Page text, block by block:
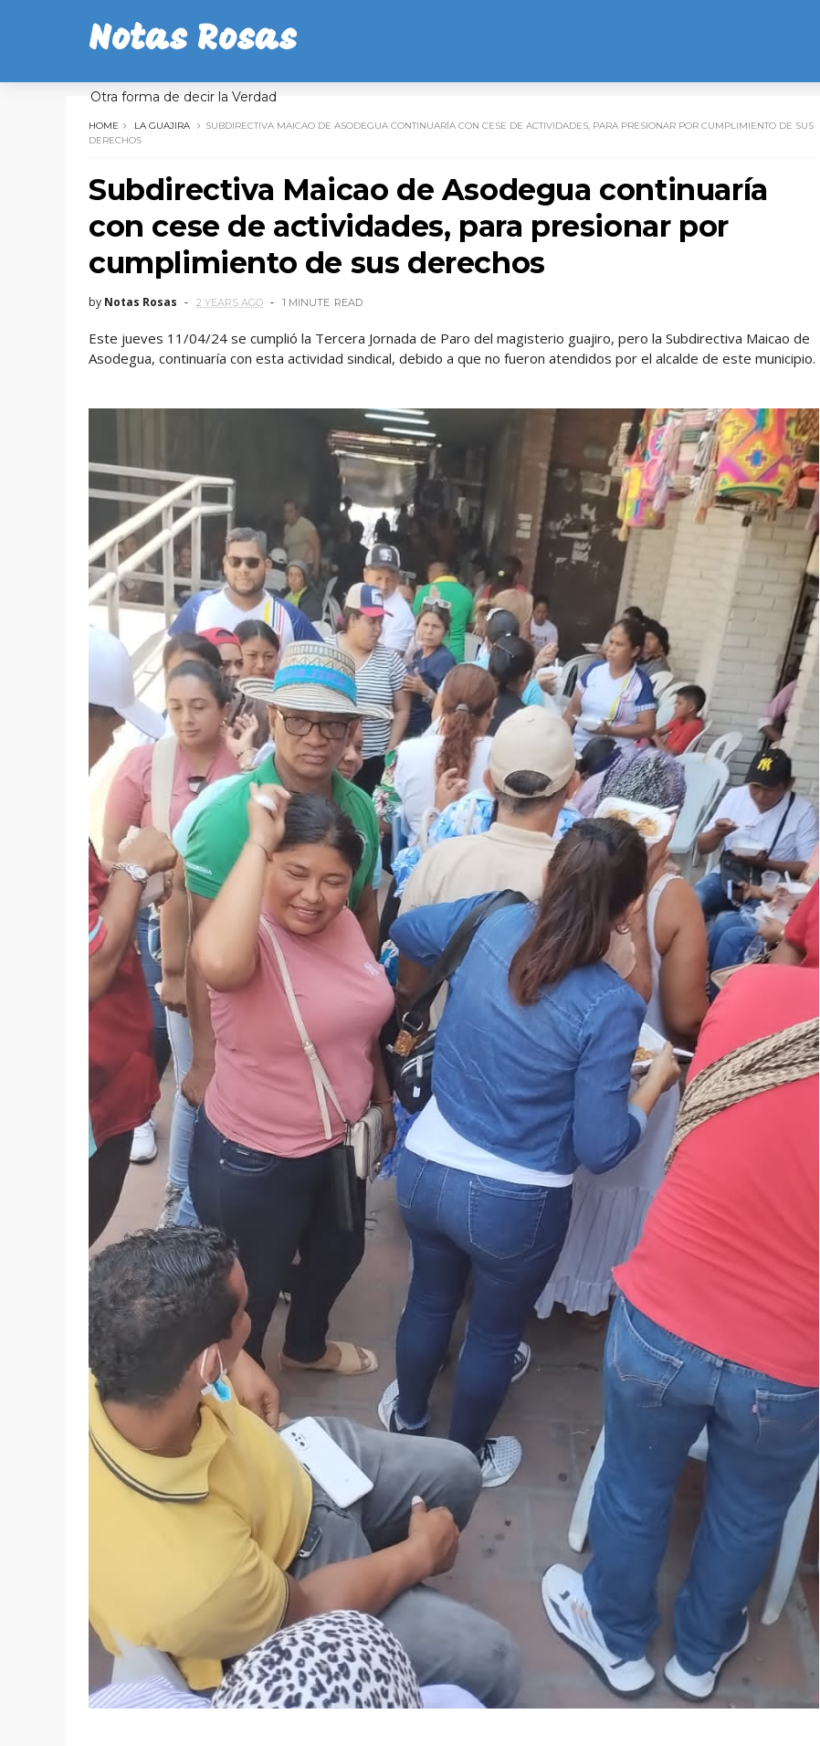
Notas Rosas
Otra forma de decir la Verdad
HOME LA GUAJIRA
SUBDIRECTIVA MAICAO DE ASODEGUA CONTINUARÍA CON CESE DE ACTIVIDADES, PARA PRESIONAR POR CUMPLIMIENTO DE SUS
DERECHOS
Subdirectiva Maicao de Asodegua continuaría
con cese de actividades, para presionar por
cumplimiento de sus derechos
by Notas Rosas 2 YEARS AGO 1 MINUTE READ
Este jueves 11/04/24 se cumplió la Tercera Jornada de Paro del magisterio guajiro, pero la Subdirectiva Maicao de
Asodegua, continuaría con esta actividad sindical, debido a que no fueron atendidos por el alcalde de este municipio.